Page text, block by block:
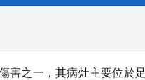
害之一，其病灶主要位於